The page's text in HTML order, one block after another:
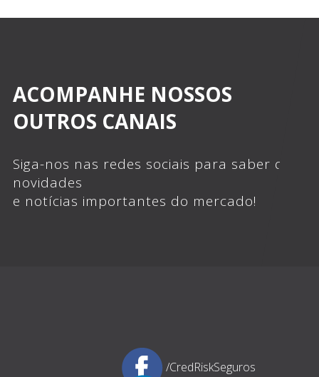
ACOMPANHE NOSSOS
OUTROS CANAIS
Siga-nos nas redes sociais para saber das
novidades
e notícias importantes do mercado!
/CredRiskSeguros